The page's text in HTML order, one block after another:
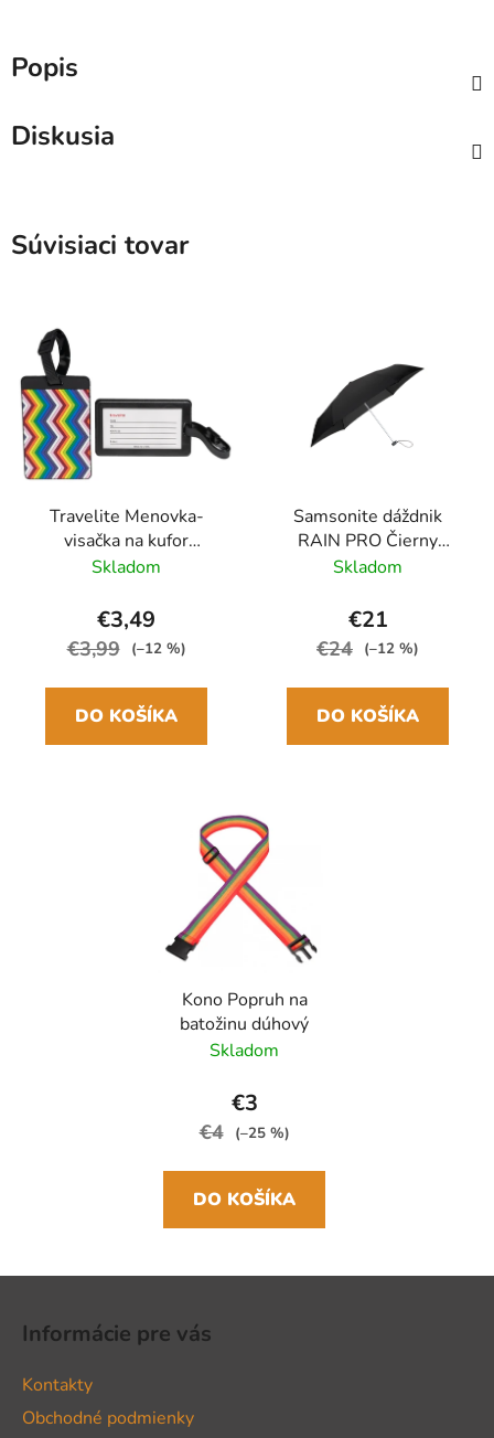
Popis
Diskusia
Súvisiaci tovar
Travelite Menovka-
visačka na kufor
Multicolor Waves
Skladom
€3,49
€3,99 (–12 %)
DO KOŠÍKA
Samsonite dáždnik
RAIN PRO Čierny
skladací manuálny
Skladom
€21
€24 (–12 %)
DO KOŠÍKA
Kono Popruh na
batožinu dúhový
Skladom
€3
€4 (–25 %)
DO KOŠÍKA
Informácie pre vás
Kontakty
Obchodné podmienky